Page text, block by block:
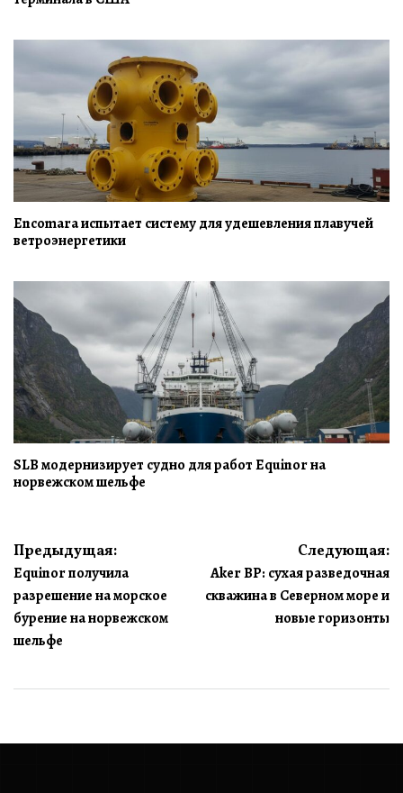
Encomara испытает систему для удешевления плавучей
ветроэнергетики
SLB модернизирует судно для работ Equinor на
норвежском шельфе
Навигация
по
записям
Предыдущая:
Equinor получила
разрешение на морское
бурение на норвежском
шельфе
Следующая:
Aker BP: сухая разведочная
скважина в Северном море и
новые горизонты